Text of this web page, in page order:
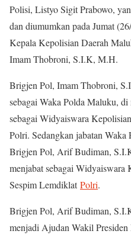
Polisi, Listyo Sigit Prabowo,
dan diumumkan pada Jumat
Kepala Kepolisian Daerah
Imam Thobroni, S.I.K, M.H.
Brigjen Pol, Imam Thobroni,
sebagai Waka Polda Maluku, di
sebagai Widyaiswara
Polri. Sedangkan jabatan
Brigjen Pol, Arif Budiman,
menjabat sebagai
Sespim LemdiklatPolri.
Brigjen Pol, Arif Budiman,
menjadi Ajudan Wakil